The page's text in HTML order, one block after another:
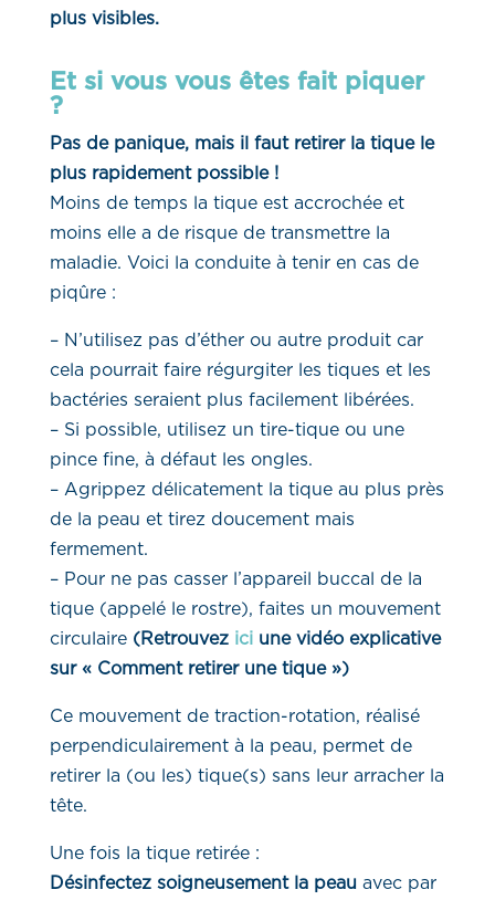
plus visibles.
Et si vous vous êtes fait piquer
?
Pas de panique, mais il faut retirer la tique le
plus rapidement possible !
Moins de temps la tique est accrochée et
moins elle a de risque de transmettre la
maladie. Voici la conduite à tenir en cas de
piqûre :
– N’utilisez pas d’éther ou autre produit car
cela pourrait faire régurgiter les tiques et les
bactéries seraient plus facilement libérées.
– Si possible, utilisez un tire-tique ou une
pince fine, à défaut les ongles.
– Agrippez délicatement la tique au plus près
de la peau et tirez doucement mais
fermement.
– Pour ne pas casser l’appareil buccal de la
tique (appelé le rostre), faites un mouvement
circulaire (Retrouvez ici une vidéo explicative
sur « Comment retirer une tique »)
Ce mouvement de traction-rotation, réalisé
perpendiculairement à la peau, permet de
retirer la (ou les) tique(s) sans leur arracher la
tête.
Une fois la tique retirée :
Désinfectez soigneusement la peau avec par